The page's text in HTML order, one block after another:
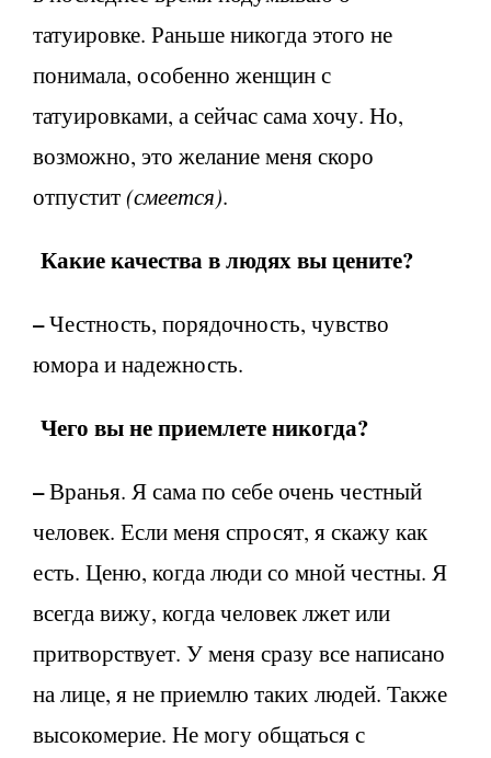
татуировке. Раньше никогда этого не
понимала, особенно женщин с
татуировками, а сейчас сама хочу. Но,
возможно, это желание меня скоро
отпустит(смеется).
Какие качества в людях вы цените?
–Честность, порядочность, чувство
юмора и надежность.
Чего вы не приемлете никогда?
–Вранья. Я сама по себе очень честный
человек. Если меня спросят, я скажу как
есть. Ценю, когда люди со мной честны. Я
всегда вижу, когда человек лжет или
притворствует. У меня сразу все написано
на лице, я не приемлю таких людей. Также
высокомерие. Не могу общаться с